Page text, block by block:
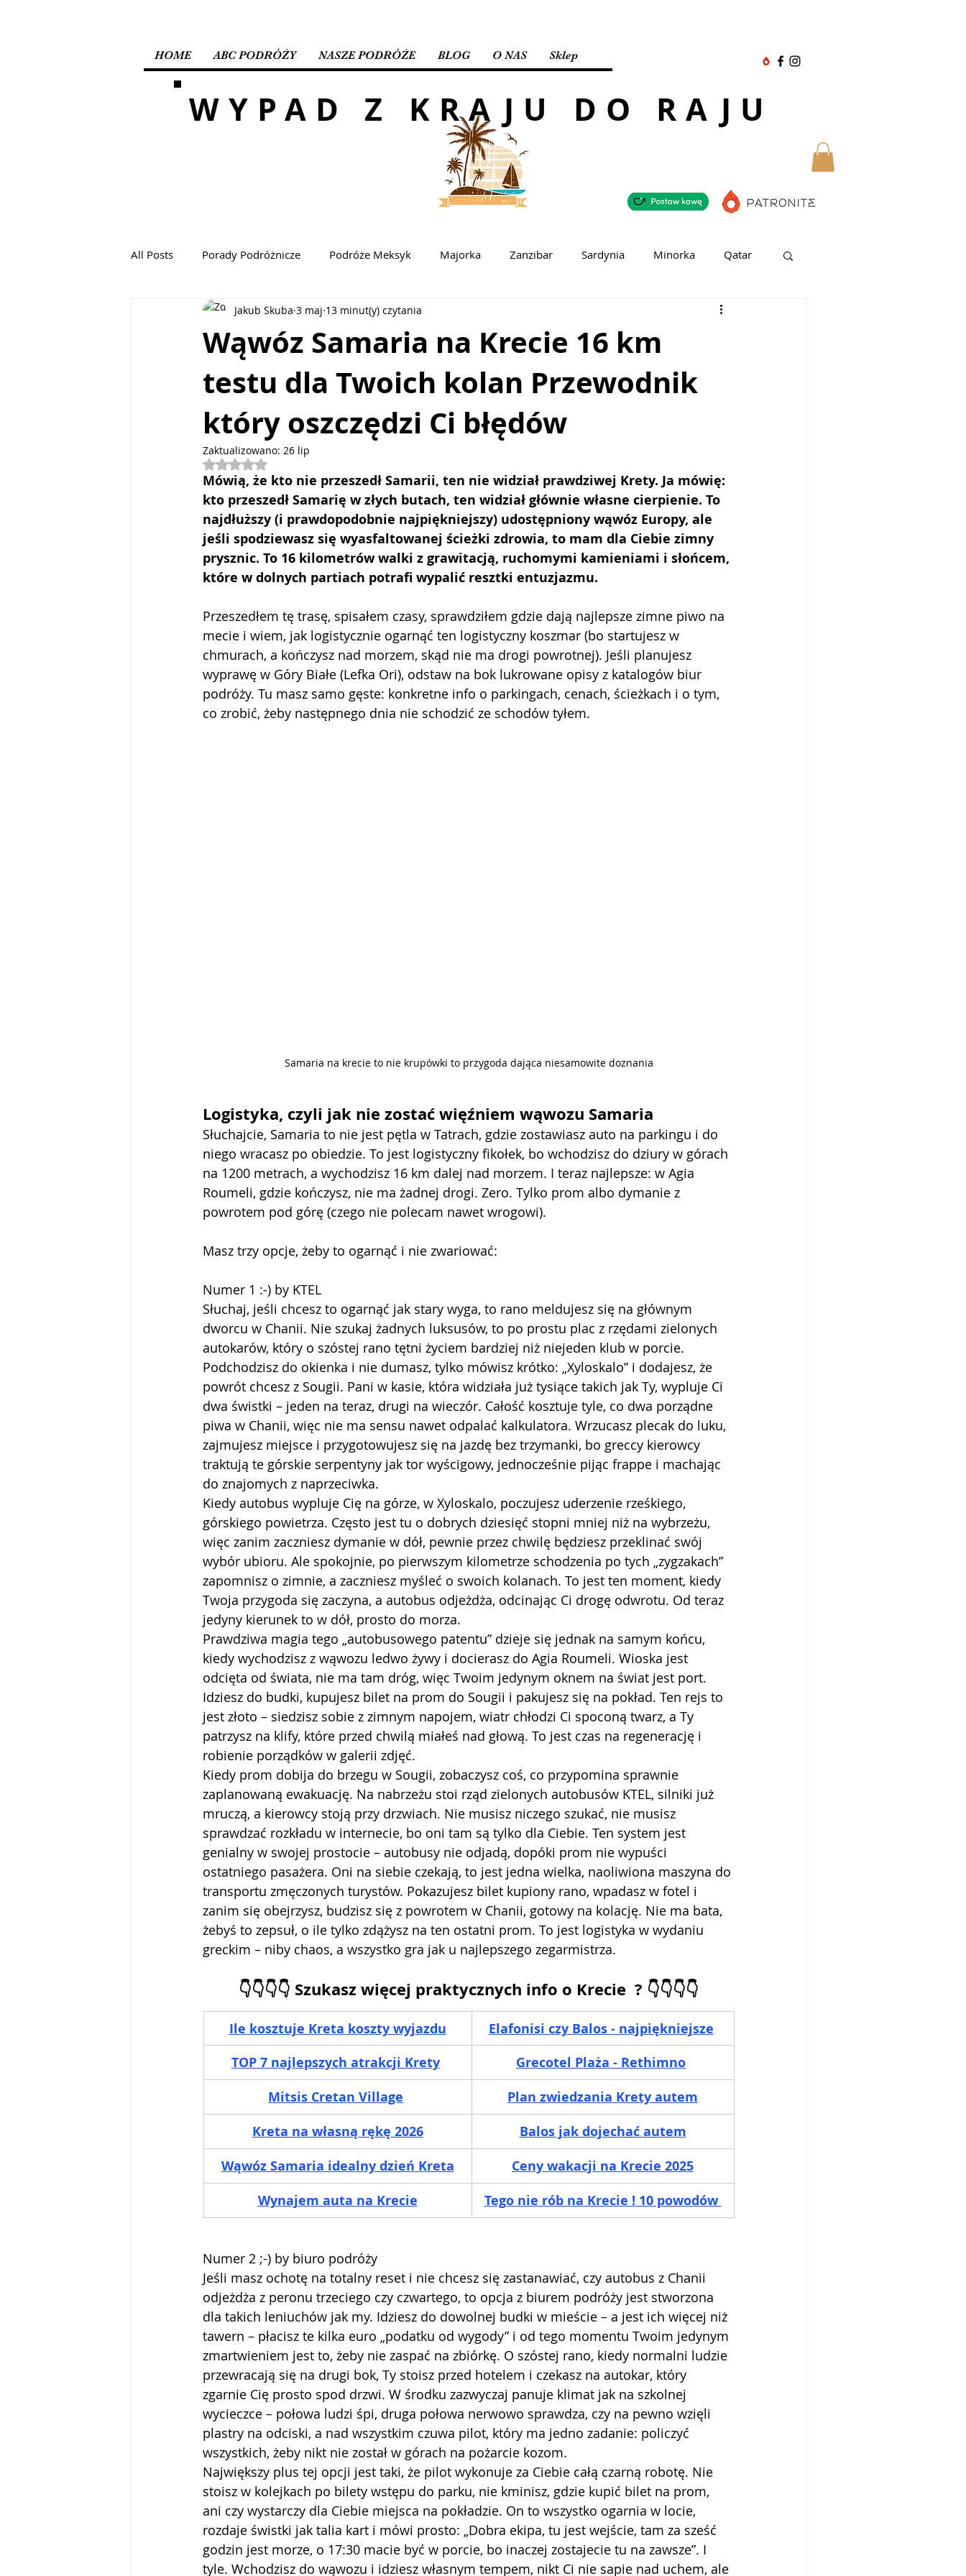
HOME ABC PODRÓŻY NASZE PODRÓŻE BLOG O NAS Sklep
WYPAD Z KRAJU DO RAJU
All Posts Porady Podróżnicze Podróże Meksyk Majorka Zanzibar Sardynia Minorka Qatar
Malediwy Oman Chorwacja Kreta Teneryfa
Kostaryka Tajlandia Austria Sycylia Malta
Wąwóz Samaria na Krecie 16 km
testu dla Twoich kolan Przewodnik
który oszczędzi Ci błędów
Jakub Skuba 3 maj 13 minut(y) czytania
Zaktualizowano: 26 lip
Oceniono na NaN z 5 gwiazdek.
Mówią, że kto nie przeszedł Samarii, ten nie widział prawdziwej Krety. Ja mówię:
kto przeszedł Samarię w złych butach, ten widział głównie własne cierpienie. To
najdłuższy (i prawdopodobnie najpiękniejszy) udostępniony wąwóz Europy, ale
jeśli spodziewasz się wyasfaltowanej ścieżki zdrowia, to mam dla Ciebie zimny
prysznic. To 16 kilometrów walki z grawitacją, ruchomymi kamieniami i słońcem,
które w dolnych partiach potrafi wypalić resztki entuzjazmu.
Przeszedłem tę trasę, spisałem czasy, sprawdziłem gdzie dają najlepsze zimne piwo na
mecie i wiem, jak logistycznie ogarnąć ten logistyczny koszmar (bo startujesz w
chmurach, a kończysz nad morzem, skąd nie ma drogi powrotnej). Jeśli planujesz
wyprawę w Góry Białe (Lefka Ori), odstaw na bok lukrowane opisy z katalogów biur
podróży. Tu masz samo gęste: konkretne info o parkingach, cenach, ścieżkach i o tym,
co zrobić, żeby następnego dnia nie schodzić ze schodów tyłem.
Samaria na krecie to nie krupówki to przygoda dająca niesamowite doznania
Logistyka, czyli jak nie zostać więźniem wąwozu Samaria
Słuchajcie, Samaria to nie jest pętla w Tatrach, gdzie zostawiasz auto na parkingu i do
niego wracasz po obiedzie. To jest logistyczny fikołek, bo wchodzisz do dziury w górach
na 1200 metrach, a wychodzisz 16 km dalej nad morzem. I teraz najlepsze: w Agia
Roumeli, gdzie kończysz, nie ma żadnej drogi. Zero. Tylko prom albo dymanie z
powrotem pod górę (czego nie polecam nawet wrogowi).
Masz trzy opcje, żeby to ogarnąć i nie zwariować:
Numer 1 :-) by KTEL
Słuchaj, jeśli chcesz to ogarnąć jak stary wyga, to rano meldujesz się na głównym
dworcu w Chanii. Nie szukaj żadnych luksusów, to po prostu plac z rzędami zielonych
autokarów, który o szóstej rano tętni życiem bardziej niż niejeden klub w porcie.
Podchodzisz do okienka i nie dumasz, tylko mówisz krótko: „Xyloskalo” i dodajesz, że
powrót chcesz z Sougii. Pani w kasie, która widziała już tysiące takich jak Ty, wypluje Ci
dwa świstki – jeden na teraz, drugi na wieczór. Całość kosztuje tyle, co dwa porządne
piwa w Chanii, więc nie ma sensu nawet odpalać kalkulatora. Wrzucasz plecak do luku,
zajmujesz miejsce i przygotowujesz się na jazdę bez trzymanki, bo greccy kierowcy
traktują te górskie serpentyny jak tor wyścigowy, jednocześnie pijąc frappe i machając
do znajomych z naprzeciwka.
Kiedy autobus wypluje Cię na górze, w Xyloskalo, poczujesz uderzenie rześkiego,
górskiego powietrza. Często jest tu o dobrych dziesięć stopni mniej niż na wybrzeżu,
więc zanim zaczniesz dymanie w dół, pewnie przez chwilę będziesz przeklinać swój
wybór ubioru. Ale spokojnie, po pierwszym kilometrze schodzenia po tych „zygzakach”
zapomnisz o zimnie, a zaczniesz myśleć o swoich kolanach. To jest ten moment, kiedy
Twoja przygoda się zaczyna, a autobus odjeżdża, odcinając Ci drogę odwrotu. Od teraz
jedyny kierunek to w dół, prosto do morza.
Prawdziwa magia tego „autobusowego patentu” dzieje się jednak na samym końcu,
kiedy wychodzisz z wąwozu ledwo żywy i docierasz do Agia Roumeli. Wioska jest
odcięta od świata, nie ma tam dróg, więc Twoim jedynym oknem na świat jest port.
Idziesz do budki, kupujesz bilet na prom do Sougii i pakujesz się na pokład. Ten rejs to
jest złoto – siedzisz sobie z zimnym napojem, wiatr chłodzi Ci spoconą twarz, a Ty
patrzysz na klify, które przed chwilą miałeś nad głową. To jest czas na regenerację i
robienie porządków w galerii zdjęć.
Kiedy prom dobija do brzegu w Sougii, zobaczysz coś, co przypomina sprawnie
zaplanowaną ewakuację. Na nabrzeżu stoi rząd zielonych autobusów KTEL, silniki już
mruczą, a kierowcy stoją przy drzwiach. Nie musisz niczego szukać, nie musisz
sprawdzać rozkładu w internecie, bo oni tam są tylko dla Ciebie. Ten system jest
genialny w swojej prostocie – autobusy nie odjadą, dopóki prom nie wypuści
ostatniego pasażera. Oni na siebie czekają, to jest jedna wielka, naoliwiona maszyna do
transportu zmęczonych turystów. Pokazujesz bilet kupiony rano, wpadasz w fotel i
zanim się obejrzysz, budzisz się z powrotem w Chanii, gotowy na kolację. Nie ma bata,
żebyś to zepsuł, o ile tylko zdążysz na ten ostatni prom. To jest logistyka w wydaniu
greckim – niby chaos, a wszystko gra jak u najlepszego zegarmistrza.
👇👇👇👇 Szukasz więcej praktycznych info o Krecie  ? 👇👇👇👇
Ile kosztuje Kreta koszty wyjazdu
Elafonisi czy Balos - najpiękniejsze
TOP 7 najlepszych atrakcji Krety
Grecotel Plaża - Rethimno
Mitsis Cretan Village
Plan zwiedzania Krety autem
Kreta na własną rękę 2026
Balos jak dojechać autem
Wąwóz Samaria idealny dzień Kreta
Ceny wakacji na Krecie 2025
Wynajem auta na Krecie
Tego nie rób na Krecie ! 10 powodów
Numer 2 ;-) by biuro podróży
Jeśli masz ochotę na totalny reset i nie chcesz się zastanawiać, czy autobus z Chanii
odjeżdża z peronu trzeciego czy czwartego, to opcja z biurem podróży jest stworzona
dla takich leniuchów jak my. Idziesz do dowolnej budki w mieście – a jest ich więcej niż
tawern – płacisz te kilka euro „podatku od wygody” i od tego momentu Twoim jedynym
zmartwieniem jest to, żeby nie zaspać na zbiórkę. O szóstej rano, kiedy normalni ludzie
przewracają się na drugi bok, Ty stoisz przed hotelem i czekasz na autokar, który
zgarnie Cię prosto spod drzwi. W środku zazwyczaj panuje klimat jak na szkolnej
wycieczce – połowa ludzi śpi, druga połowa nerwowo sprawdza, czy na pewno wzięli
plastry na odciski, a nad wszystkim czuwa pilot, który ma jedno zadanie: policzyć
wszystkich, żeby nikt nie został w górach na pożarcie kozom.
Największy plus tej opcji jest taki, że pilot wykonuje za Ciebie całą czarną robotę. Nie
stoisz w kolejkach po bilety wstępu do parku, nie kminisz, gdzie kupić bilet na prom,
ani czy wystarczy dla Ciebie miejsca na pokładzie. On to wszystko ogarnia w locie,
rozdaje świstki jak talia kart i mówi prosto: „Dobra ekipa, tu jest wejście, tam za sześć
godzin jest morze, o 17:30 macie być w porcie, bo inaczej zostajecie tu na zawsze”. I
tyle. Wchodzisz do wąwozu i idziesz własnym tempem, nikt Ci nie sapie nad uchem, ale